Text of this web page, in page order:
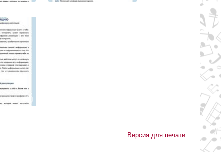
Версия для печати